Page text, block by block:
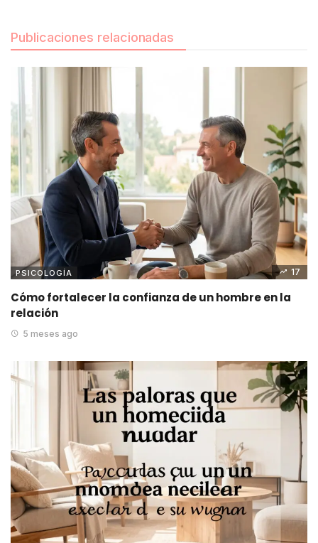
Publicaciones relacionadas
PSICOLOGÍA 17
Cómo fortalecer la confianza de un hombre en la
relación
5 meses ago